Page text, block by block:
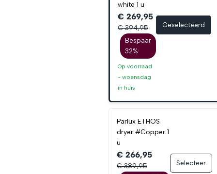
white 1 u
€ 269,95
€ 394,95
Bespaar
32%
Op voorraad
- woensdag
in huis
Geselecteerd
Parlux ETHOS
dryer #Copper 1
u
€ 266,95
€ 389,95
Selecteer